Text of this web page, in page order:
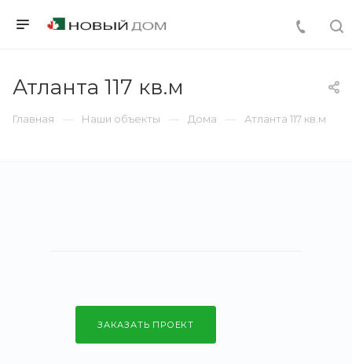
Атланта 117 кв.м
Главная Наши объекты Дома Атланта 117 кв.м
ЗАКАЗАТЬ ПРОЕКТ